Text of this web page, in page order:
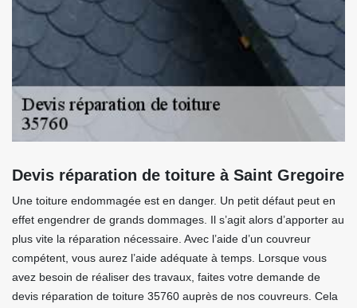
Devis réparation de toiture à Saint Gregoire
Une toiture endommagée est en danger. Un petit défaut peut en
effet engendrer de grands dommages. Il s’agit alors d’apporter au
plus vite la réparation nécessaire. Avec l’aide d’un couvreur
compétent, vous aurez l’aide adéquate à temps. Lorsque vous
avez besoin de réaliser des travaux, faites votre demande de
devis réparation de toiture 35760 auprès de nos couvreurs. Cela